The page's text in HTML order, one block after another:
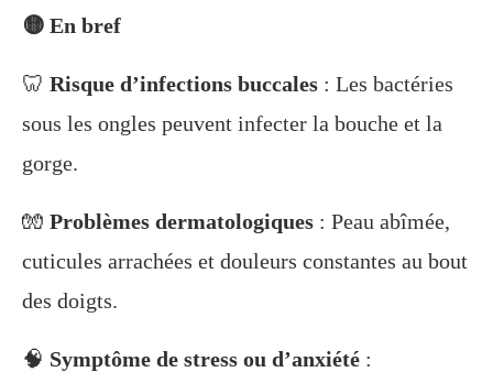
🟡 En bref
🦷 Risque d’infections buccales : Les bactéries
sous les ongles peuvent infecter la bouche et la
gorge.
🧤 Problèmes dermatologiques : Peau abîmée,
cuticules arrachées et douleurs constantes au bout
des doigts.
🧠 Symptôme de stress ou d’anxiété :